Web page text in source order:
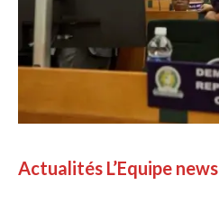
Actualités L’Equipe news